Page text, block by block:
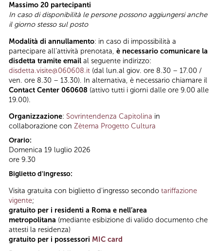
Massimo 20 partecipanti
In caso di disponibilità le persone possono aggiungersi anche
il giorno stesso sul posto
Modalità di annullamento: in caso di impossibilità a
partecipare all’attività prenotata, è necessario comunicare la
disdetta tramite email al seguente indirizzo:
disdetta.visite@060608.it (dal lun.al giov. ore 8.30 – 17.00 /
ven. ore 8.30 – 13.30). In alternativa, è necessario chiamare il
Contact Center 060608 (attivo tutti i giorni dalle ore 9.00 alle
19.00).
Organizzazione: Sovrintendenza Capitolina in
collaborazione con Zètema Progetto Cultura
Orario:
Domenica 19 luglio 2026
ore 9.30
Biglietto d'ingresso:
Visita gratuita con biglietto d'ingresso secondo tariffazione
vigente;
gratuito per i residenti a Roma e nell’area
metropolitana (mediante esibizione di valido documento che
attesti la residenza)
gratuito per i possessori MIC card